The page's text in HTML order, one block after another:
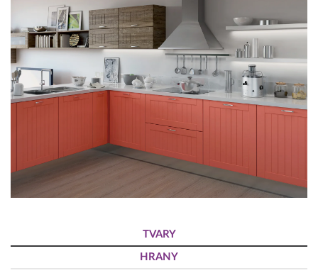
TVARY
HRANY